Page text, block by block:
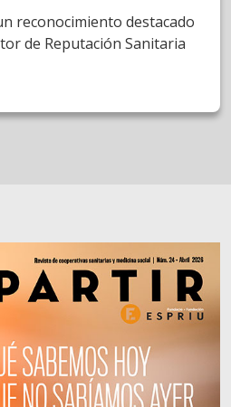
reconocimiento destacado
de Reputación Sanitaria